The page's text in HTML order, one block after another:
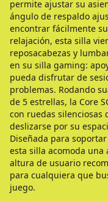
permite ajustar su
ángulo de respaldo
encontrar fácilmente
relajación, esta silla
reposacabezas y
en su silla gaming:
pueda disfrutar de
problemas. Rodando
de 5 estrellas, la Core
con ruedas silenciosas
deslizarse por su
Diseñada para
esta silla acomoda una
altura de usuario
para cualquiera que
juego.